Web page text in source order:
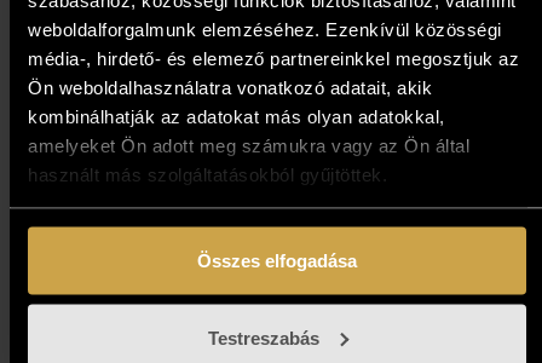
weboldalforgalmunk elemzéséhez. Ezenkívül közösségi
média-, hirdető- és elemező partnereinkkel megosztjuk az
Ön weboldalhasználatra vonatkozó adatait, akik
kombinálhatják az adatokat más olyan adatokkal,
amelyeket Ön adott meg számukra vagy az Ön által
használt más szolgáltatásokból gyűjtöttek.
Összes elfogadása
Testreszabás
Udvarnoki Péter - Szarvasbőgés
(9,5x20 cm)
89 000Ft
Kosárba teszem